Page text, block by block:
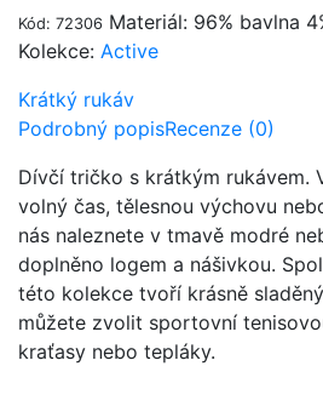
Kód: 72306 Materiál: 96% bavlna
Kolekce: Active
Krátký rukáv
Podrobný popisRecenze (0)
Dívčí tričko s krátkým rukávem.
volný čas, tělesnou výchovu
nás naleznete v tmavě modré
doplněno logem a nášivkou.
této kolekce tvoří krásně
můžete zvolit sportovní
kraťasy nebo tepláky.